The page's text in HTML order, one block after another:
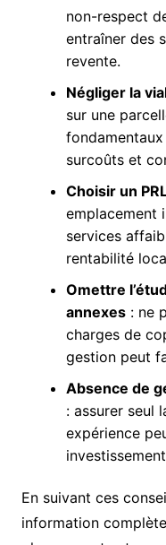
non-respect
entraîner des
revente.
Négliger la
sur une
surcoûts et
Choisir un
emplacement
services
rentabilité
Omettre
annexes: ne
charges de
gestion peut
Absence de
: assurer seul
expérience
En suivant ces
information